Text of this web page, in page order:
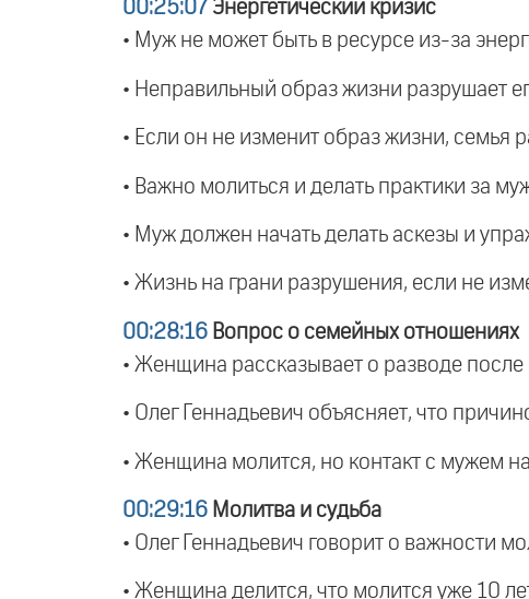
00:25:07 Энергетический кризис
• Муж не может быть в ресурсе из-за
• Неправильный образ жизни разрушает
• Если он не изменит образ жизни, семья
• Важно молиться и делать практики за
• Муж должен начать делать аскезы и
• Жизнь на грани разрушения, если не
00:28:16 Вопрос о семейных отношениях
• Женщина рассказывает о разводе после
• Олег Геннадьевич объясняет, что
• Женщина молится, но контакт с мужем
00:29:16 Молитва и судьба
• Олег Геннадьевич говорит о важности
• Женщина делится, что молится уже 10